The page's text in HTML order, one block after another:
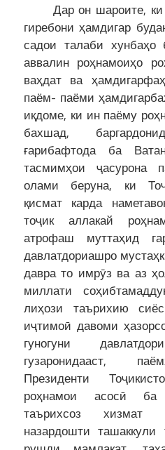
Дар он шароите, ки
гиребони ҳамдигар
садои талаби хунбаҳо
аввалин роҳнамоиҳо
ваҳдат ва
паём- паёми
иқдоме, ки ин паёму
бахшад,
ғарибафтода ба
тасмимҳои ҷасурона
олами беруна, ки
қисмат карда
тоҷик аллакай
атрофаш муттаҳид
давлатдориашро
давра то имрӯз ва аз
миллати
лиҳози таърихию
иҷтимоӣ давоми
гуногуни
гузаронидааст,
Президенти
роҳнамои асосӣ
таърихсоз хизмат
назардошти ташаккули